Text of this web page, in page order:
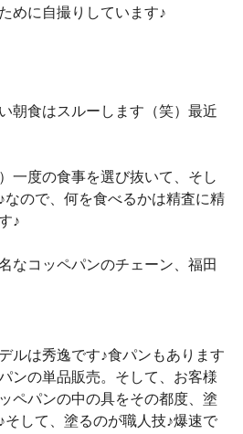
めに自撮りしています♪
朝食はスルーします（笑）最近
一度の食事を選び抜いて、そし
なので、何を食べるかは精査に精
♪
なコッペパンのチェーン、福田
ルは秀逸です♪食パンもあります
ンの単品販売。そして、お客様
ペパンの中の具をその都度、塗
そして、塗るのが職人技♪爆速で